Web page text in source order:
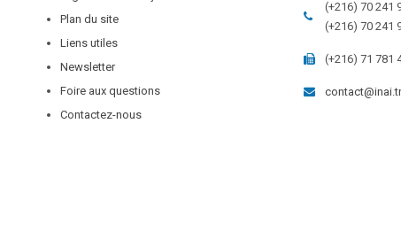
Plan du site
Liens utiles
Newsletter
Foire aux questions
Contactez-nous
(+216) 70 241
(+216) 70 241
(+216) 71 781